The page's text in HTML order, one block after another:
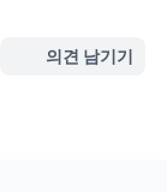
의견 남기기